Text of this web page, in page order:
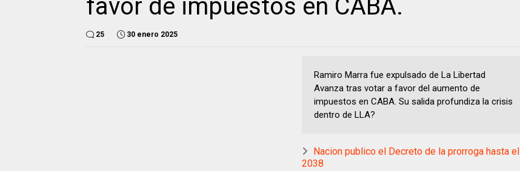
favor de impuestos en CABA.
25 30 enero 2025
Ramiro Marra fue expulsado de La Libertad
Avanza tras votar a favor del aumento de
impuestos en CABA. Su salida profundiza la crisis
dentro de LLA?
Nacion publico el Decreto de la prorroga hasta el
2038